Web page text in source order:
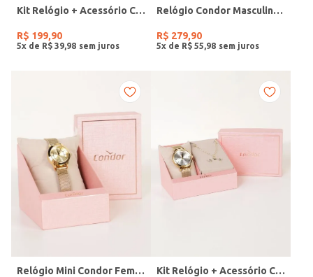
Kit Relógio + Acessório Condor Feminino PRATA
R$ 199,90
5x de R$ 39 98
Relógio Condor Masculino PRATA
R$ 279,90
5x de R$ 55 98
Relógio Mini Condor Feminino DOURADO Kit Relógio + Acessório Condor Feminino DOURADO